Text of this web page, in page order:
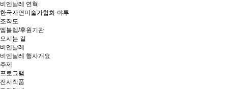
비엔날레 연혁
한국자연미술가협회-야투
조직도
엠블렘/후원기관
오시는 길
비엔날레
비엔날레 행사개요
주제
프로그램
전시작품